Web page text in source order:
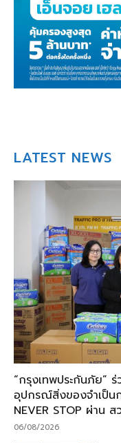
LATEST NEWS
“กรุงเทพประกันภัย”
อุปกรณ์สิ่งของจำเป็น
NEVER STOP ผ่าน ส
06/08/2026